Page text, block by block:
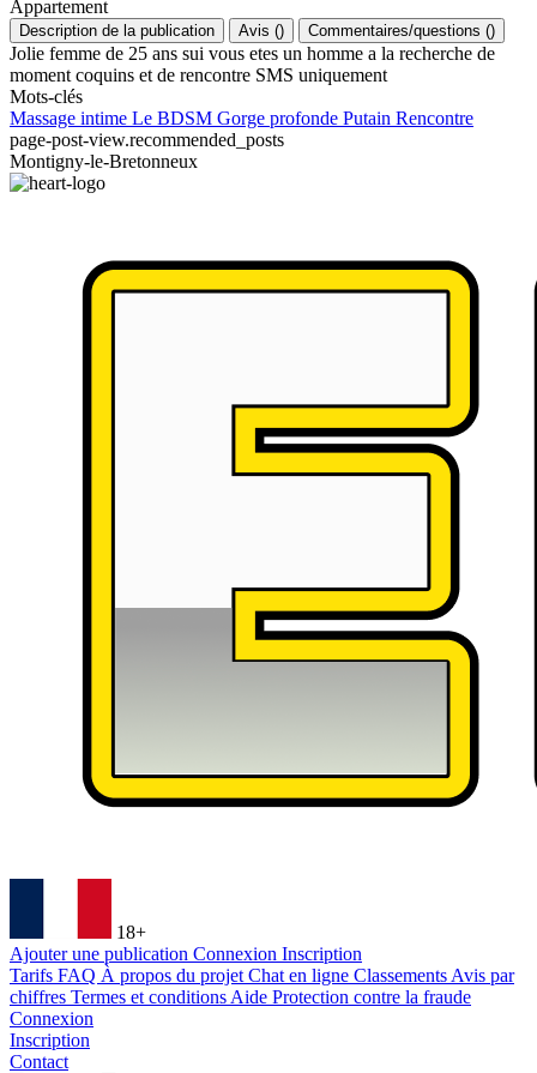
Appartement
Description de la publication Avis () Commentaires/questions ()
Jolie femme de 25 ans sui vous etes un homme a la recherche de
moment coquins et de rencontre SMS uniquement
Mots-clés
Massage intime Le BDSM Gorge profonde Putain Rencontre
page-post-view.recommended_posts
Montigny-le-Bretonneux
18+
Ajouter une publication Connexion Inscription
Tarifs FAQ À propos du projet Chat en ligne Classements Avis par
chiffres Termes et conditions Aide Protection contre la fraude
Connexion
Inscription
Contact